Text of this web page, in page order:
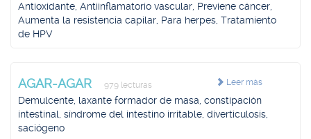
Antioxidante, Antiinflamatorio vascular, Previene cáncer,
Aumenta la resistencia capilar, Para herpes, Tratamiento
de HPV
Leer más
AGAR-AGAR 979 lecturas
Demulcente, laxante formador de masa, constipación
intestinal, síndrome del intestino irritable, diverticulosis,
saciógeno